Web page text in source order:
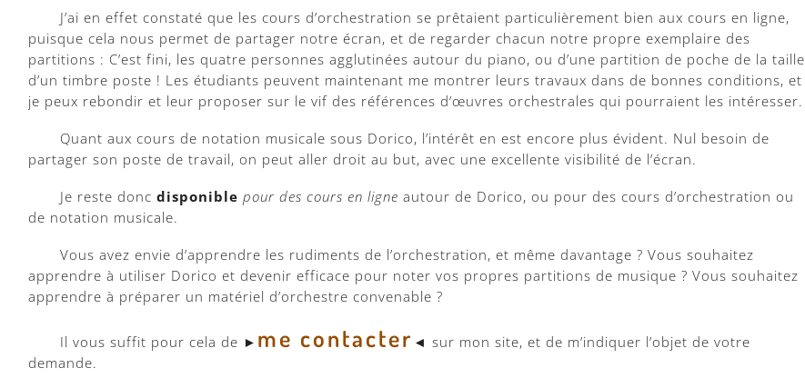
J’ai en effet constaté que les cours d’orchestration se prêtaient particulièrement bien aux cours en ligne,
puisque cela nous permet de partager notre écran, et de regarder chacun notre propre exemplaire des
partitions : C’est fini, les quatre personnes agglutinées autour du piano, ou d’une partition de poche de la taille
d’un timbre poste ! Les étudiants peuvent maintenant me montrer leurs travaux dans de bonnes conditions, et
je peux rebondir et leur proposer sur le vif des références d’œuvres orchestrales qui pourraient les intéresser.
Quant aux cours de notation musicale sous Dorico, l’intérêt en est encore plus évident. Nul besoin de
partager son poste de travail, on peut aller droit au but, avec une excellente visibilité de l’écran.
Je reste donc disponible pour des cours en ligne autour de Dorico, ou pour des cours d’orchestration ou
de notation musicale.
Vous avez envie d’apprendre les rudiments de l’orchestration, et même davantage ? Vous souhaitez
apprendre à utiliser Dorico et devenir efficace pour noter vos propres partitions de musique ? Vous souhaitez
apprendre à préparer un matériel d’orchestre convenable ?
Il vous suffit pour cela de ► me contacter ◄ sur mon site, et de m’indiquer l’objet de votre
demande.